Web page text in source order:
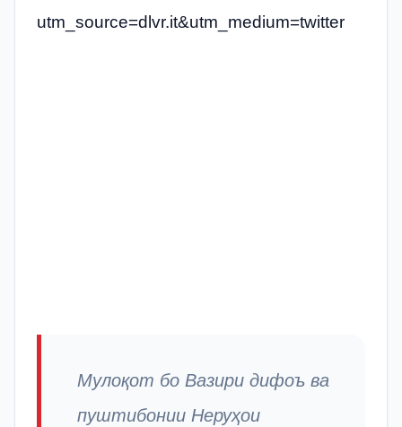
utm_source=dlvr.it&utm_medium=twitter
Мулоқот бо Вазири дифоъ ва
пуштибонии Неруҳои